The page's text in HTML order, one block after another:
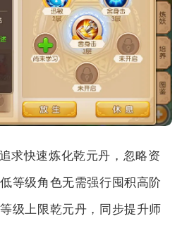
求快速炼化乾元丹，忽略资
等级角色无需强行囤积高阶
级上限乾元丹，同步提升师